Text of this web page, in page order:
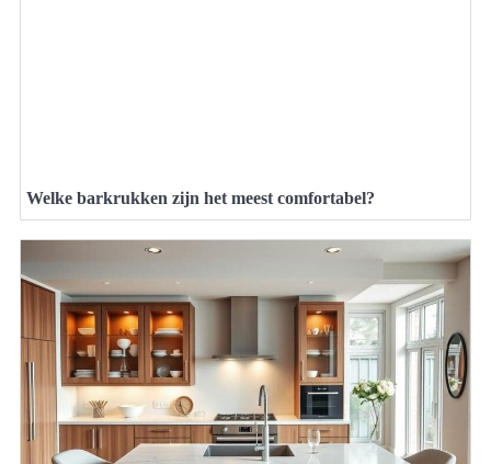
Welke barkrukken zijn het meest comfortabel?